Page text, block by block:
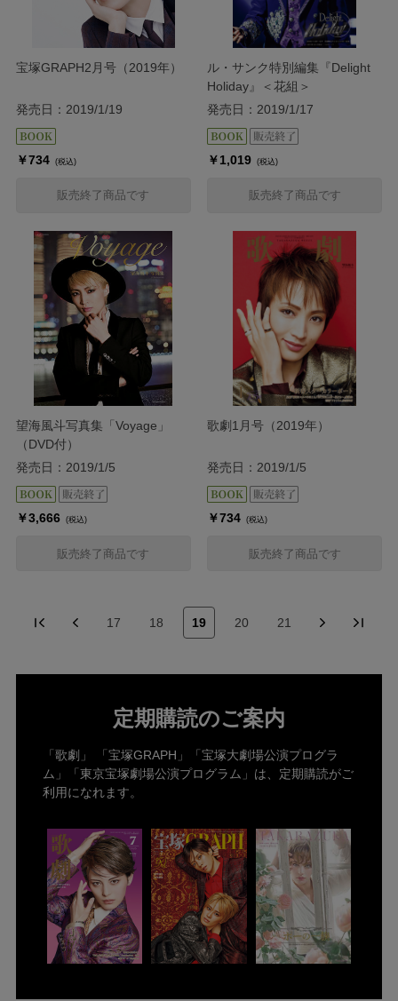
宝塚GRAPH2月号（2019年）
発売日：2019/1/19
￥734 (税込)
販売終了商品です
ル・サンク特別編集『Delight
Holiday』＜花組＞
発売日：2019/1/17
￥1,019 (税込)
販売終了商品です
望海風斗写真集「Voyage」
（DVD付）
発売日：2019/1/5
￥3,666 (税込)
販売終了商品です
歌劇1月号（2019年）
発売日：2019/1/5
￥734 (税込)
販売終了商品です
17 18 19 20 21
定期購読のご案内
「歌劇」 「宝塚GRAPH」「宝塚大劇場公演プログラ
ム」「東京宝塚劇場公演プログラム」は、定期購読がご
利用になれます。